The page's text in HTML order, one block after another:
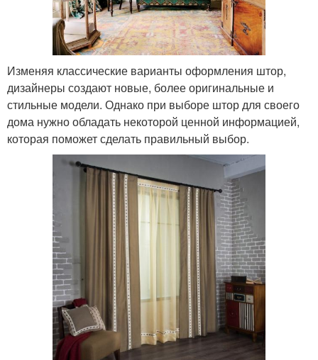
Изменяя классические варианты оформления штор,
дизайнеры создают новые, более оригинальные и
стильные модели. Однако при выборе штор для своего
дома нужно обладать некоторой ценной информацией,
которая поможет сделать правильный выбор.